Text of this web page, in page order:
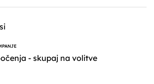
- skupaj na volitve